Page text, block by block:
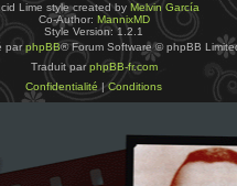
Lime style created by Melvin García
Co-Author: MannixMD
Style Version: 1.2.1
parphpBB® Forum Software © phpBB
Traduit parphpBB-fr.com
Confidentialité |Conditions